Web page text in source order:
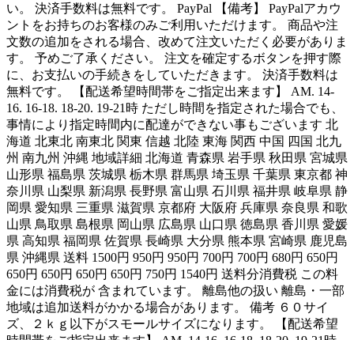
い。 決済手数料は無料です。 PayPal 【備考】 PayPalアカウ
ントをお持ちのお客様のみご利用いただけます。 商品や注
文数の追加をされる場合、改めて注文いただく必要がありま
す。 予めご了承ください。 注文を確定するボタンを押す際
に、お支払いの手続きをしていただきます。 決済手数料は
無料です。 【配送希望時間帯をご指定出来ます】 AM. 14-
16. 16-18. 18-20. 19-21時 ただし時間を指定された場合でも、
事情により指定時間内に配達ができない事もございます 北
海道 北東北 南東北 関東 信越 北陸 東海 関西 中国 四国 北九
州 南九州 沖縄 地域詳細 北海道 青森県 岩手県 秋田県 宮城県
山形県 福島県 茨城県 栃木県 群馬県 埼玉県 千葉県 東京都 神
奈川県 山梨県 新潟県 長野県 富山県 石川県 福井県 岐阜県 静
岡県 愛知県 三重県 滋賀県 京都府 大阪府 兵庫県 奈良県 和歌
山県 鳥取県 島根県 岡山県 広島県 山口県 徳島県 香川県 愛媛
県 高知県 福岡県 佐賀県 長崎県 大分県 熊本県 宮崎県 鹿児島
県 沖縄県 送料 1500円 950円 950円 700円 700円 680円 650円
650円 650円 650円 650円 750円 1540円 送料分消費税 この料
金には消費税が 含まれています。 離島他の扱い 離島・一部
地域は追加送料がかかる場合があります。 備考 ６０サイ
ズ、２ｋｇ以下がスモールサイズになります。 【配送希望